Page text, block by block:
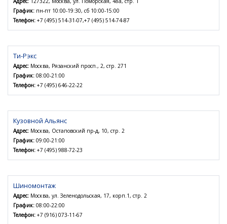
График: пн-пт 10:00-19:30, сб 10:00-15:00
Телефон: +7 (495) 514-31-07,+7 (495) 514-74-87
Ти-Рэкс
Адрес: Москва, Рязанский просп., 2, стр. 271
График: 08:00-21:00
Телефон: +7 (495) 646-22-22
Кузовной Альянс
Адрес: Москва, Остаповский пр-д, 10, стр. 2
График: 09:00-21:00
Телефон: +7 (495) 988-72-23
Шиномонтаж
Адрес: Москва, ул. Зеленодольская, 17, корп.1, стр. 2
График: 08:00-22:00
Телефон: +7 (916) 073-11-67